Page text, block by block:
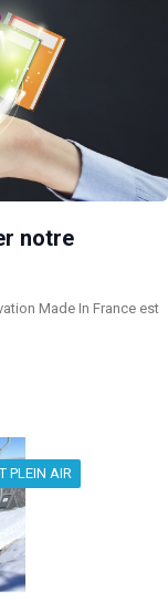
notre
Made In France est
PLEIN AIR